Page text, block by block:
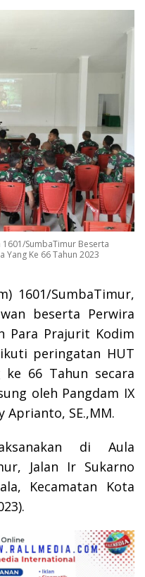
SumbaTimur Beserta
Yang Ke 66 Tahun 2023
1601/SumbaTimur,
beserta Perwira
Para Prajurit Kodim
peringatan HUT
ke 66 Tahun secara
oleh Pangdam IX
Aprianto, SE.,MM.
di Aula
Jalan Ir Sukarno
Kecamatan Kota